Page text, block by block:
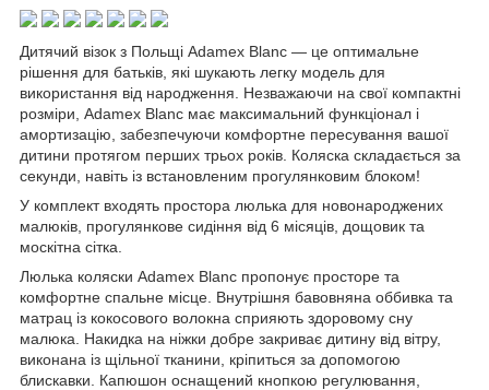
Дитячий візок з Польщі Adamex Blanc — це оптимальне
рішення для батьків, які шукають легку модель для
використання від народження. Незважаючи на свої компактні
розміри, Adamex Blanc має максимальний функціонал і
амортизацію, забезпечуючи комфортне пересування вашої
дитини протягом перших трьох років. Коляска складається за
секунди, навіть із встановленим прогулянковим блоком!
У комплект входять простора люлька для новонароджених
малюків, прогулянкове сидіння від 6 місяців, дощовик та
москітна сітка.
Люлька коляски Adamex Blanc пропонує просторе та
комфортне спальне місце. Внутрішня бавовняна оббивка та
матрац із кокосового волокна сприяють здоровому сну
малюка. Накидка на ніжки добре закриває дитину від вітру,
виконана із щільної тканини, кріпиться за допомогою
блискавки. Капюшон оснащений кнопкою регулювання,